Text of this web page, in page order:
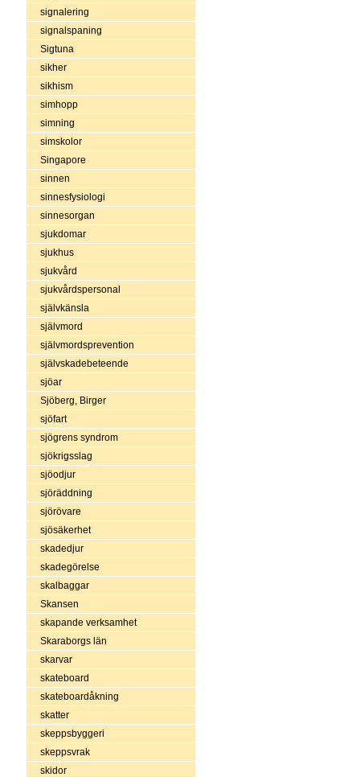
signalering
signalspaning
Sigtuna
sikher
sikhism
simhopp
simning
simskolor
Singapore
sinnen
sinnesfysiologi
sinnesorgan
sjukdomar
sjukhus
sjukvård
sjukvårdspersonal
självkänsla
självmord
självmordsprevention
självskadebeteende
sjöar
Sjöberg, Birger
sjöfart
sjögrens syndrom
sjökrigsslag
sjöodjur
sjöräddning
sjörövare
sjösäkerhet
skadedjur
skadegörelse
skalbaggar
Skansen
skapande verksamhet
Skaraborgs län
skarvar
skateboard
skateboardåkning
skatter
skeppsbyggeri
skeppsvrak
skidor